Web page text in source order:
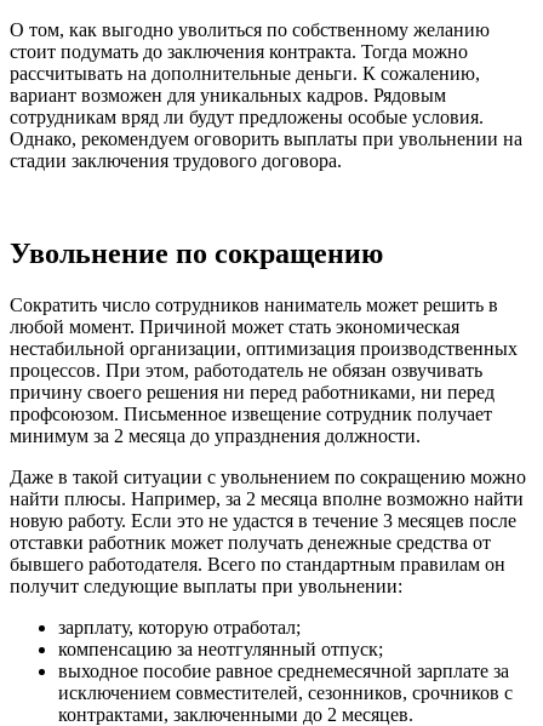
О том, как выгодно уволиться по собственному желанию
стоит подумать до заключения контракта. Тогда можно
рассчитывать на дополнительные деньги. К сожалению,
вариант возможен для уникальных кадров. Рядовым
сотрудникам вряд ли будут предложены особые условия.
Однако, рекомендуем оговорить выплаты при увольнении на
стадии заключения трудового договора.
Увольнение по сокращению
Сократить число сотрудников наниматель может решить в
любой момент. Причиной может стать экономическая
нестабильной организации, оптимизация производственных
процессов. При этом, работодатель не обязан озвучивать
причину своего решения ни перед работниками, ни перед
профсоюзом. Письменное извещение сотрудник получает
минимум за 2 месяца до упразднения должности.
Даже в такой ситуации с увольнением по сокращению можно
найти плюсы. Например, за 2 месяца вполне возможно найти
новую работу. Если это не удастся в течение 3 месяцев после
отставки работник может получать денежные средства от
бывшего работодателя. Всего по стандартным правилам он
получит следующие выплаты при увольнении:
зарплату, которую отработал;
компенсацию за неотгулянный отпуск;
выходное пособие равное среднемесячной зарплате за
исключением совместителей, сезонников, срочников с
контрактами, заключенными до 2 месяцев.